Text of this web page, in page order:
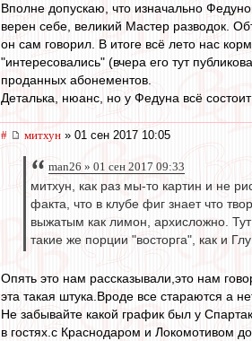
Вполне допускаю, что изначально
верен себе, великий Мастер разводок.
он сам говорил. В итоге всё лето нас
"интересовались" (вчера его тут
проданных абонементов.
Деталька, нюанс, но у Федуна всё состоит
# митхун » 01 сен 2017 10:05
man26 » 01 сен 2017 09:33
митхун, как раз мы-то картин и не
факта, что в клубе фиг знает что
выжатым как лимон, архисложно.
такие же порции "восторга", как и
Опять это нам рассказывали,это нам
эта такая штука.Вроде все стараются а
Не забывайте какой график был у
в гостях.с Краснодаром и Локомотивом